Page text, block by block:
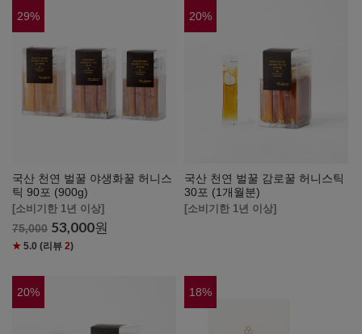
29%
국산 천연 벌꿀 야생화꿀 허니스
틱 90포 (900g)
[소비기한 1년 이상]
75,000 53,000원
★ 5.0 (리뷰 2)
20%
국산 천연 벌꿀 감로꿀 허니스틱
30포 (1개월분)
[소비기한 1년 이상]
20% 18%